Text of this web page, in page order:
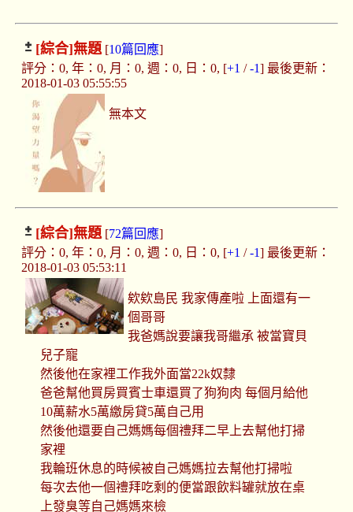
[綜合]無題[10篇回應]
評分：0, 年：0, 月：0, 週：0, 日：0, [+1 /-1] 最後更新：
2018-01-03 05:55:55
無本文
[綜合]無題[72篇回應]
評分：0, 年：0, 月：0, 週：0, 日：0, [+1 /-1] 最後更新：
2018-01-03 05:53:11
欸欸島民 我家傳產啦 上面還有一
個哥哥
我爸媽說要讓我哥繼承 被當寶貝
兒子寵
然後他在家裡工作我外面當22k奴隸
爸爸幫他買房買賓士車還買了狗狗肉 每個月給他
10萬薪水5萬繳房貸5萬自己用
然後他還要自己媽媽每個禮拜二早上去幫他打掃
家裡
我輪班休息的時候被自己媽媽拉去幫他打掃啦
每次去他一個禮拜吃剩的便當跟飲料罐就放在桌
上發臭等自己媽媽來檢